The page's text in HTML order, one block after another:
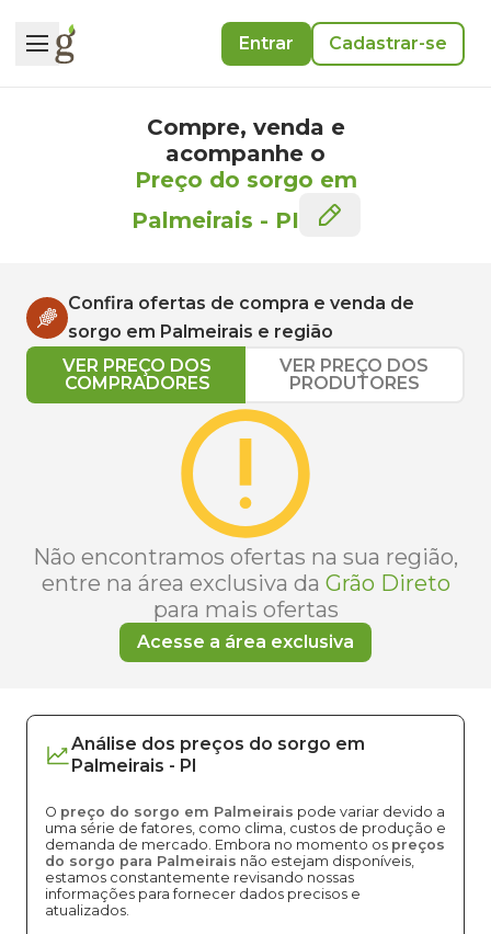
Entrar Cadastrar-se
Compre, venda e
acompanhe o
Preço do sorgo em
Palmeirais - PI
Confira ofertas de compra e venda de
sorgo em Palmeirais e região
VER PREÇO DOS
COMPRADORES
VER PREÇO DOS
PRODUTORES
Não encontramos ofertas na sua região,
entre na área exclusiva da Grão Direto
para mais ofertas
Acesse a área exclusiva
Análise dos preços do sorgo em
Palmeirais - PI
O preço do sorgo em Palmeirais pode variar devido a
uma série de fatores, como clima, custos de produção e
demanda de mercado. Embora no momento os preços
do sorgo para Palmeirais não estejam disponíveis,
estamos constantemente revisando nossas
informações para fornecer dados precisos e
atualizados.